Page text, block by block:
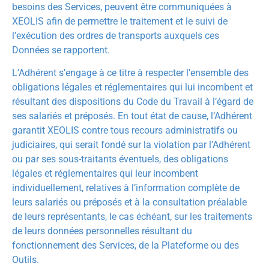
besoins des Services, peuvent être communiquées à
XEOLIS afin de permettre le traitement et le suivi de
l’exécution des ordres de transports auxquels ces
Données se rapportent.
L’Adhérent s’engage à ce titre à respecter l’ensemble des
obligations légales et réglementaires qui lui incombent et
résultant des dispositions du Code du Travail à l’égard de
ses salariés et préposés. En tout état de cause, l’Adhérent
garantit XEOLIS contre tous recours administratifs ou
judiciaires, qui serait fondé sur la violation par l’Adhérent
ou par ses sous-traitants éventuels, des obligations
légales et réglementaires qui leur incombent
individuellement, relatives à l’information complète de
leurs salariés ou préposés et à la consultation préalable
de leurs représentants, le cas échéant, sur les traitements
de leurs données personnelles résultant du
fonctionnement des Services, de la Plateforme ou des
Outils.